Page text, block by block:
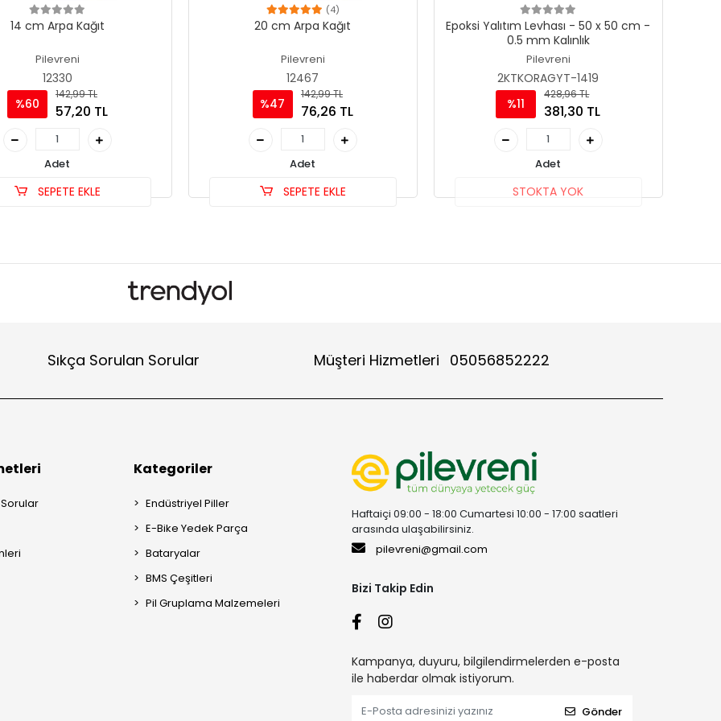
14 cm Arpa Kağıt
Pilevreni
12330
%60
142,99 TL
57,20 TL
Adet
SEPETE EKLE
(4)
20 cm Arpa Kağıt
Pilevreni
12467
%47
142,99 TL
76,26 TL
Adet
SEPETE EKLE
Epoksi Yalıtım Levhası - 50 x 50 cm -
0.5 mm Kalınlık
Pilevreni
2KTKORAGYT-1419
%11
428,96 TL
381,30 TL
Adet
STOKTA YOK
Sıkça Sorulan Sorular Müşteri Hizmetleri 05056852222
Kategoriler
Endüstriyel Piller
E-Bike Yedek Parça
Bataryalar
BMS Çeşitleri
Pil Gruplama Malzemeleri
Haftaiçi 09:00 - 18:00 Cumartesi 10:00 - 17:00 saatleri
arasında ulaşabilirsiniz.
pilevreni@gmail.com
Bizi Takip Edin
Kampanya, duyuru, bilgilendirmelerden e-posta
ile haberdar olmak istiyorum.
Gönder